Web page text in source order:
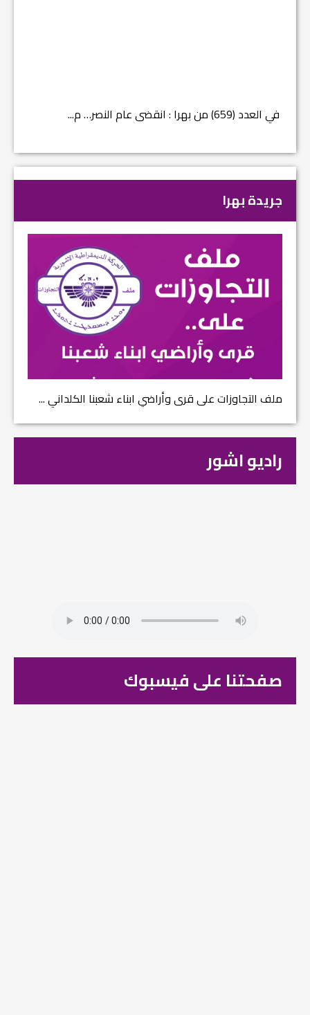
في العدد (659) من بهرا : انقضى عام النصر… م...
جريدة بهرا
ملف التجاوزات على قرى وأراضي ابناء شعبنا الكلداني ...
راديو اشور
صفحتنا على فيسبوك